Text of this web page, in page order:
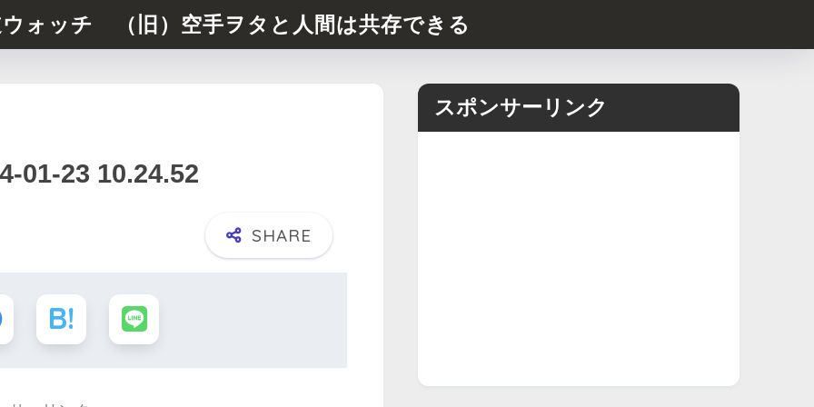
ォッチ （旧）空手ヲタと人間は共存できる
01-23 10.24.52
スポンサーリンク